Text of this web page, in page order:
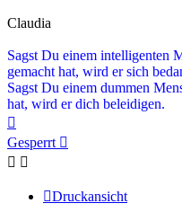
Claudia
Sagst Du einem intelligenten
gemacht hat, wird er sich
Sagst Du einem dummen
hat, wird er dich beleidigen.
oben
Gesperrt
Druckansicht